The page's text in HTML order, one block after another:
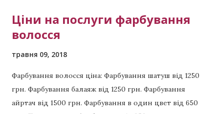
Ціни на послуги фарбування
волосся
травня 09, 2018
Фарбування волосся ціна: Фарбування шатуш від 1250
грн. Фарбування балаяж від 1250 грн. Фарбування
айртач від 1500 грн. Фарбування в один цвет від 650